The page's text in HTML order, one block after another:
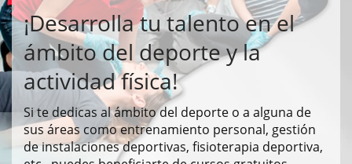
¡Desarrolla tu talento en el
ámbito del deporte y la
actividad física!
Si te dedicas al ámbito del deporte o a alguna de
sus áreas como entrenamiento personal, gestión
de instalaciones deportivas, fisioterapia deportiva,